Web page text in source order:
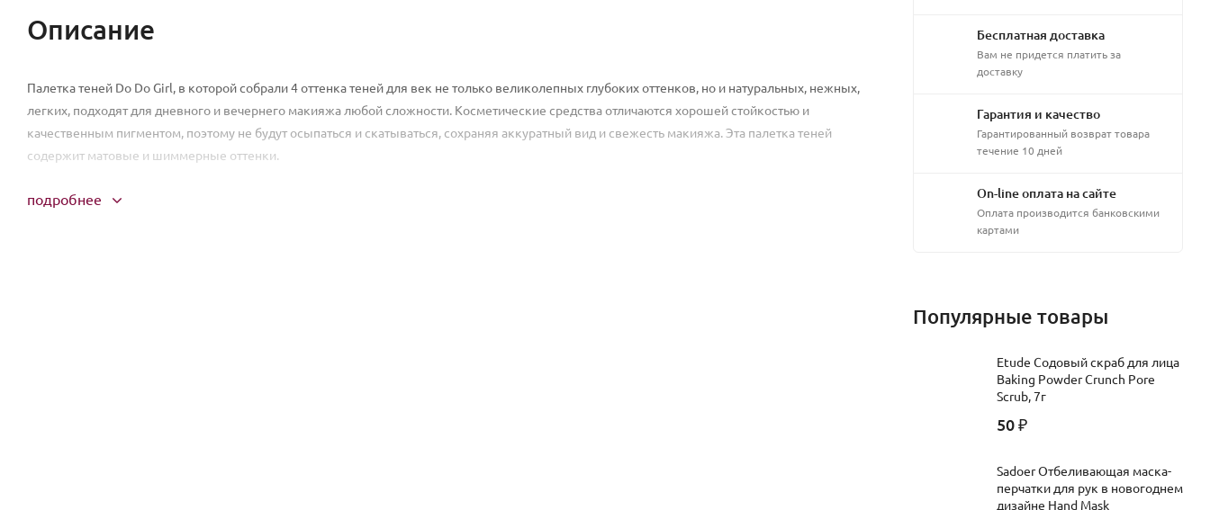
Описание
Палетка теней Do Do Girl, в которой собрали 4 оттенка теней для век не только великолепных глубоких оттенков, но и натуральных, нежных,
легких, подходят для дневного и вечернего макияжа любой сложности. Косметические средства отличаются хорошей стойкостью и
качественным пигментом, поэтому не будут осыпаться и скатываться, сохраняя аккуратный вид и свежесть макияжа. Эта палетка теней
содержит матовые и шиммерные оттенки.
подробнее
Бесплатная доставка
Вам не придется платить за
доставку
Гарантия и качество
Гарантированный возврат товара
течение 10 дней
On-line оплата на сайте
Оплата производится банковскими
картами
Популярные товары
Etude Содовый скраб для лица
Baking Powder Crunch Pore
Scrub, 7г
50 ₽
Sadoer Отбеливающая маска-
перчатки для рук в новогоднем
дизайне Hand Mask